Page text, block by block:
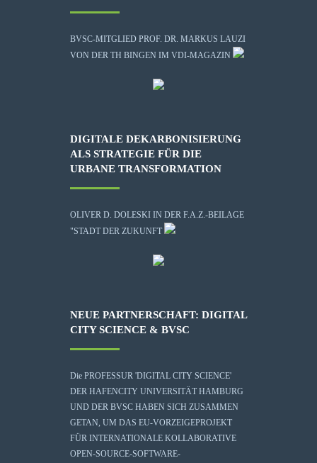
BVSC-MITGLIED PROF. DR. MARKUS LAUZI
VON DER TH BINGEN IM VDI-MAGAZIN
DIGITALE DEKARBONISIERUNG
ALS STRATEGIE FÜR DIE
URBANE TRANSFORMATION
OLIVER D. DOLESKI IN DER F.A.Z.-BEILAGE
"STADT DER ZUKUNFT
NEUE PARTNERSCHAFT: DIGITAL
CITY SCIENCE & BVSC
Die PROFESSUR 'DIGITAL CITY SCIENCE'
DER HAFENCITY UNIVERSITÄT HAMBURG
UND DER BVSC HABEN SICH ZUSAMMEN
GETAN, UM DAS EU-VORZEIGEPROJEKT
FÜR INTERNATIONALE KOLLABORATIVE
OPEN-SOURCE-SOFTWARE-